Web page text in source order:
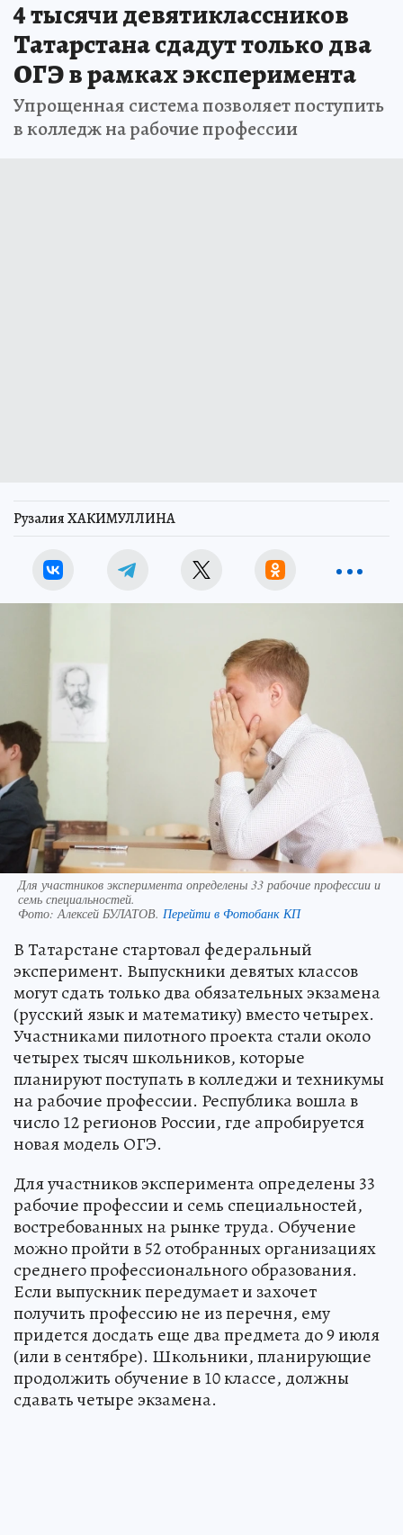
4 тысячи девятиклассников
Татарстана сдадут только два
ОГЭ в рамках эксперимента
Упрощенная система позволяет поступить
в колледж на рабочие профессии
Рузалия ХАКИМУЛЛИНА
Для участников эксперимента определены 33 рабочие профессии и
семь специальностей.
Фото: Алексей БУЛАТОВ. Перейти в Фотобанк КП
В Татарстане стартовал федеральный
эксперимент. Выпускники девятых классов
могут сдать только два обязательных экзамена
(русский язык и математику) вместо четырех.
Участниками пилотного проекта стали около
четырех тысяч школьников, которые
планируют поступать в колледжи и техникумы
на рабочие профессии. Республика вошла в
число 12 регионов России, где апробируется
новая модель ОГЭ.
Для участников эксперимента определены 33
рабочие профессии и семь специальностей,
востребованных на рынке труда. Обучение
можно пройти в 52 отобранных организациях
среднего профессионального образования.
Если выпускник передумает и захочет
получить профессию не из перечня, ему
придется досдать еще два предмета до 9 июля
(или в сентябре). Школьники, планирующие
продолжить обучение в 10 классе, должны
сдавать четыре экзамена.